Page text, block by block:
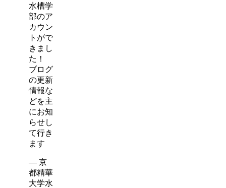
水槽学
部のア
カウン
トがで
きまし
た！
ブログ
の更新
情報な
どを主
にお知
らせし
て行き
ます
— 京
都精華
大学水